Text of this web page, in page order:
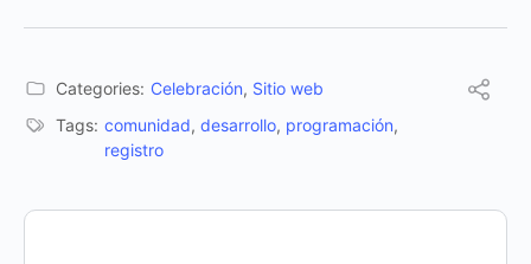
Categories: Celebración, Sitio web
Tags: comunidad, desarrollo, programación,
registro